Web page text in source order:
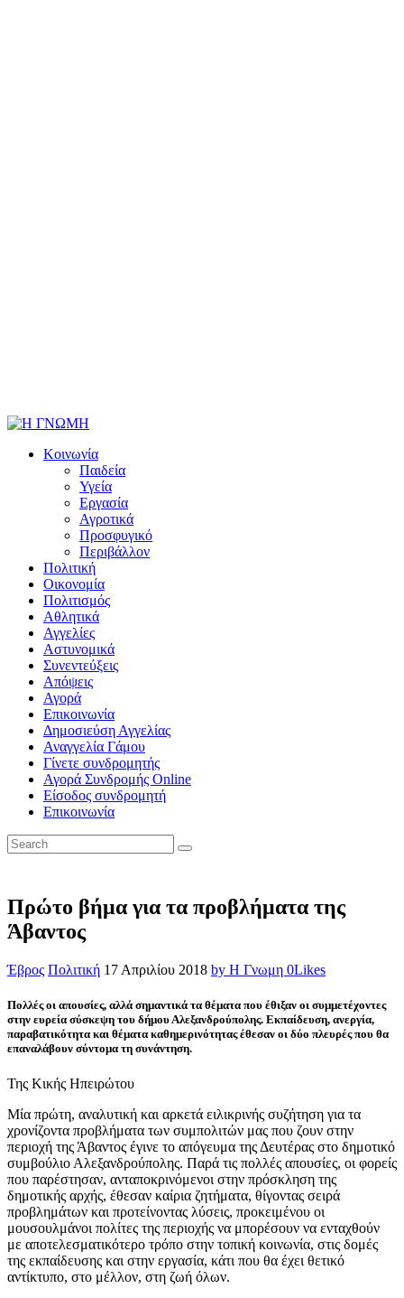
Κοινωνία
Παιδεία
Υγεία
Εργασία
Αγροτικά
Προσφυγικό
Περιβάλλον
Πολιτική
Οικονομία
Πολιτισμός
Αθλητικά
Αγγελίες
Αστυνομικά
Συνεντεύξεις
Απόψεις
Αγορά
Επικοινωνία
Δημοσιεύση Αγγελίας
Αναγγελία Γάμου
Γίνετε συνδρομητής
Αγορά Συνδρομής Online
Είσοδος συνδρομητή
Επικοινωνία
Πρώτο βήμα για τα προβλήματα της
Άβαντος
Έβρος Πολιτική 17 Απριλίου 2018 by Η Γνωμη 0Likes
Πολλές οι απουσίες, αλλά σημαντικά τα θέματα που έθιξαν οι συμμετέχοντες
στην ευρεία σύσκεψη του δήμου Αλεξανδρούπολης. Εκπαίδευση, ανεργία,
παραβατικότητα και θέματα καθημερινότητας έθεσαν οι δύο πλευρές που θα
επαναλάβουν σύντομα τη συνάντηση.
Της Κικής Ηπειρώτου
Μία πρώτη, αναλυτική και αρκετά ειλικρινής συζήτηση για τα
χρονίζοντα προβλήματα των συμπολιτών μας που ζουν στην
περιοχή της Άβαντος έγινε το απόγευμα της Δευτέρας στο δημοτικό
συμβούλιο Αλεξανδρούπολης. Παρά τις πολλές απουσίες, οι φορείς
που παρέστησαν, ανταποκρινόμενοι στην πρόσκληση της
δημοτικής αρχής, έθεσαν καίρια ζητήματα, θίγοντας σειρά
προβλημάτων και προτείνοντας λύσεις, προκειμένου οι
μουσουλμάνοι πολίτες της περιοχής να μπορέσουν να ενταχθούν
με αποτελεσματικότερο τρόπο στην τοπική κοινωνία, στις δομές
της εκπαίδευσης και στην εργασία, κάτι που θα έχει θετικό
αντίκτυπο, στο μέλλον, στη ζωή όλων.